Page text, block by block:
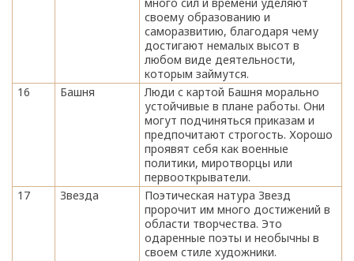
своему образованию и
саморазвитию, благодаря чему
достигают немалых высот в
любом виде деятельности,
которым займутся.
16
Башня
Люди с картой Башня морально
устойчивые в плане работы. Они
могут подчиняться приказам и
предпочитают строгость. Хорошо
проявят себя как военные
политики, миротворцы или
первооткрыватели.
17
Звезда
Поэтическая натура Звезд
пророчит им много достижений в
области творчества. Это
одаренные поэты и необычны в
своем стиле художники.